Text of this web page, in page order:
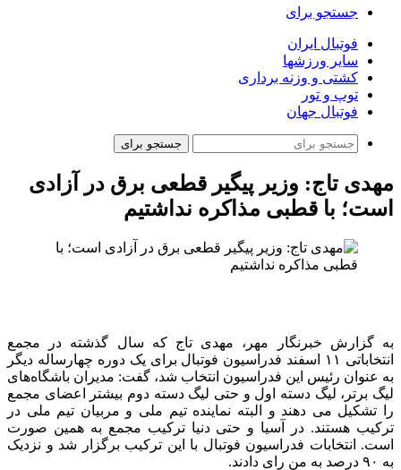
جستجو برای
فوتبال ایران
سایر ورزشها
کشتی و وزنه برداری
توپ و تور
فوتبال جهان
جستجو برای
مهدی تاج: وزیر پیگیر قطعی برق در آزادی
است؛ با قطبی مذاکره نداشتیم
به گزارش خبرنگار مهر، مهدی تاج که سال گذشته در مجمع
انتخاباتی ۱۱ اسفند فدراسیون فوتبال برای یک دوره چهارساله دیگر
به عنوان رئیس این فدراسیون انتخاب شد، گفت: مدیران باشگاه‌های
لیگ برتر، لیگ دسته اول و حتی لیگ دسته دوم بیشتر اعضای مجمع
را تشکیل می دهند و البته نماینده تیم ملی و مربیان تیم ملی در
ترکیب هستند. در آسیا و حتی دنیا ترکیب مجمع به همین صورت
است. انتخابات فدراسیون فوتبال با این ترکیب برگزار شد و نزدیک
به ۹۰ درصد به من رای دادند.